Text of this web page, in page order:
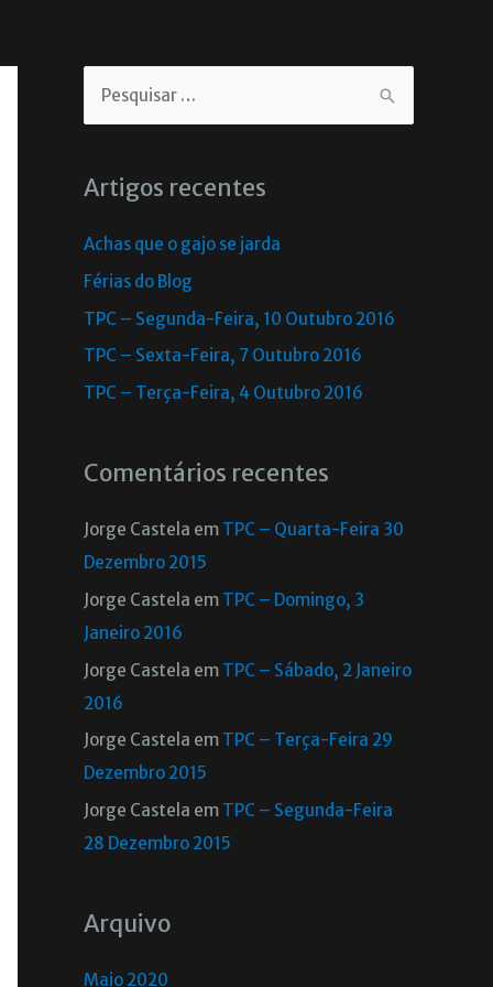
Artigos recentes
Achas que o gajo se jarda
Férias do Blog
TPC – Segunda-Feira, 10 Outubro 2016
TPC – Sexta-Feira, 7 Outubro 2016
TPC – Terça-Feira, 4 Outubro 2016
Comentários recentes
Jorge Castela em TPC – Quarta-Feira 30
Dezembro 2015
Jorge Castela em TPC – Domingo, 3
Janeiro 2016
Jorge Castela em TPC – Sábado, 2 Janeiro
2016
Jorge Castela em TPC – Terça-Feira 29
Dezembro 2015
Jorge Castela em TPC – Segunda-Feira
28 Dezembro 2015
Arquivo
Maio 2020